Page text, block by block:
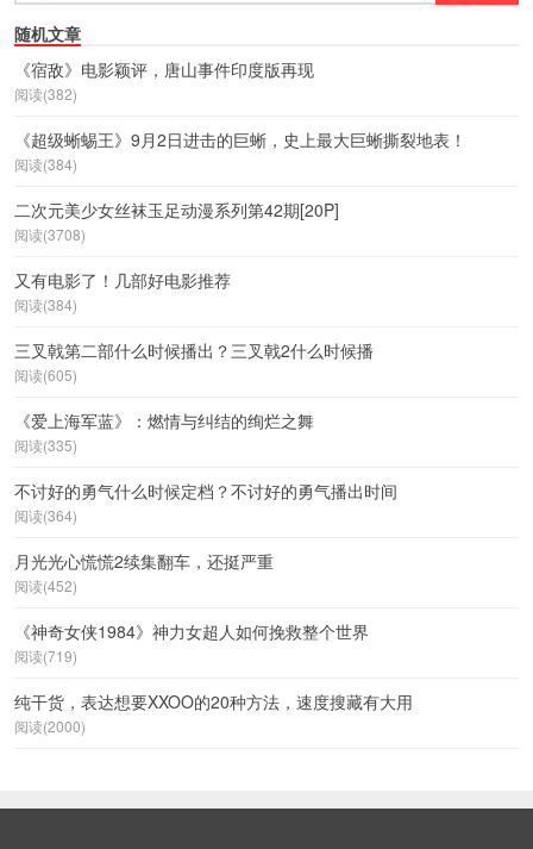
随机文章
《宿敌》电影颖评，唐山事件印度版再现
阅读(382)
《超级蜥蜴王》9月2日进击的巨蜥，史上最大巨蜥撕裂地表！
阅读(384)
二次元美少女丝袜玉足动漫系列第42期[20P]
阅读(3708)
又有电影了！几部好电影推荐
阅读(384)
三叉戟第二部什么时候播出？三叉戟2什么时候播
阅读(605)
《爱上海军蓝》：燃情与纠结的绚烂之舞
阅读(335)
不讨好的勇气什么时候定档？不讨好的勇气播出时间
阅读(364)
月光光心慌慌2续集翻车，还挺严重
阅读(452)
《神奇女侠1984》神力女超人如何挽救整个世界
阅读(719)
纯干货，表达想要XXOO的20种方法，速度搜藏有大用
阅读(2000)